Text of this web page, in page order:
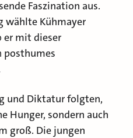
Faszination aus.
wählte Kühmayer
er mit dieser
posthumes
und Diktatur folgten,
Hunger, sondern auch
groß. Die jungen